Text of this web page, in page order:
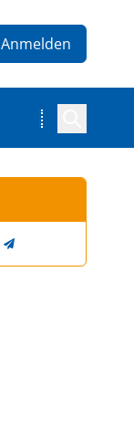
Anmelden